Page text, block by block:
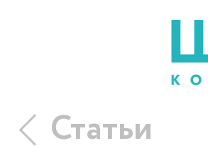
Статьи